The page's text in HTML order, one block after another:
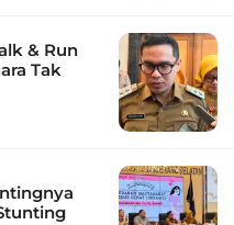
& Run
Tak